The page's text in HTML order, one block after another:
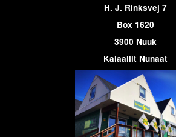
H. J. Rinksvej 7
Box 1620
3900 Nuuk
Kalaallit Nunaat